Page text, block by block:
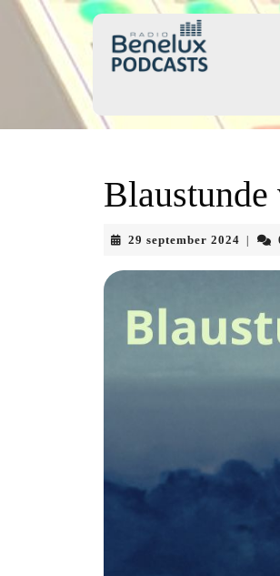
Skip
Blaustunde
29 september 2024 29
2024